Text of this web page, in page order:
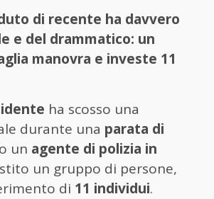
di recente ha davvero
e del drammatico: un
manovra e investe 11
ha scosso una
durante una parata di
un agente di polizia in
un gruppo di persone,
di 11 individui.